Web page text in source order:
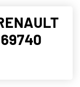
69740